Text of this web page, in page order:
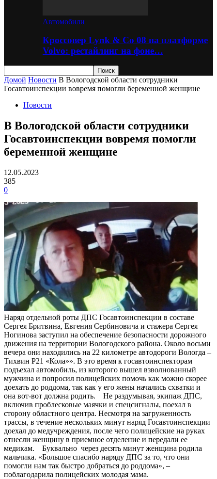
Автомобили
Кроссовер Lynk & Co 08 на платформе
Volvo: рестайлинг на фоне…
Домой Новости В Вологодской области сотрудники
Госавтоинспекции вовремя помогли беременной женщине
Новости
В Вологодской области сотрудники
Госавтоинспекции вовремя помогли
беременной женщине
12.05.2023
385
0
Наряд отдельной роты ДПС Госавтоинспекции в составе
Сергея Бритвина, Евгения Сербиновича и стажера Сергея
Ногинова заступил на обеспечение безопасности дорожного
движения на территории Вологодского района. Около восьми
вечера они находились на 22 километре автодороги Вологда –
Тихвин Р21 «Кола»». В это время к госавтоинспекторам
подъехал автомобиль, из которого вышел взволнованный
мужчина и попросил полицейских помочь как можно скорее
доехать до роддома, так как у его жены начались схватки и
она вот-вот должна родить. Не раздумывая, экипаж ДПС,
включив проблесковые маячки и спецсигналы, поехал в
сторону областного центра. Несмотря на загруженность
трассы, в течение нескольких минут наряд Госавтоинспекции
доехал до медучреждения, после чего полицейские на руках
отнесли женщину в приемное отделение и передали ее
медикам. Буквально через десять минут женщина родила
мальчика. «Большое спасибо наряду ДПС за то, что они
помогли нам так быстро добраться до роддома», –
поблагодарила полицейских молодая мама.